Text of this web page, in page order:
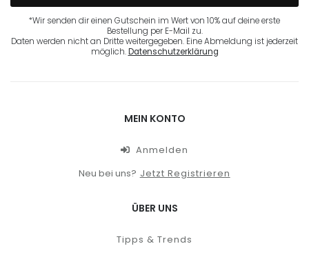
*Wir senden dir einen Gutschein im Wert von 10% auf deine erste
Bestellung per E-Mail zu.
Daten werden nicht an Dritte weitergegeben. Eine Abmeldung ist jederzeit
möglich.Datenschutzerklärung
MEIN KONTO
Anmelden
Neu bei uns? Jetzt Registrieren
ÜBER UNS
Tipps & Trends